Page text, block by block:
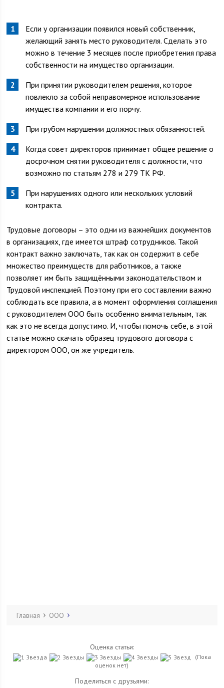
Если у организации появился новый собственник,
желающий занять место руководителя. Сделать это
можно в течение 3 месяцев после приобретения права
собственности на имущество организации.
При принятии руководителем решения, которое
повлекло за собой неправомерное использование
имущества компании и его порчу.
При грубом нарушении должностных обязанностей.
Когда совет директоров принимает общее решение о
досрочном снятии руководителя с должности, что
возможно по статьям 278 и 279 ТК РФ.
При нарушениях одного или нескольких условий
контракта.
Трудовые договоры – это одни из важнейших документов
в организациях, где имеется штраф сотрудников. Такой
контракт важно заключать, так как он содержит в себе
множество преимуществ для работников, а также
позволяет им быть защищёнными законодательством и
Трудовой инспекцией. Поэтому при его составлении важно
соблюдать все правила, а в момент оформления соглашения
с руководителем ООО быть особенно внимательным, так
как это не всегда допустимо. И, чтобы помочь себе, в этой
статье можно скачать образец трудового договора с
директором ООО, он же учредитель.
Главная ООО
Оценка статьи:
(Пока
оценок нет)
Поделиться с друзьями: